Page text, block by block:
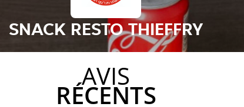
SNACK RESTO THIEFFRY
AVIS
RÉCENTS